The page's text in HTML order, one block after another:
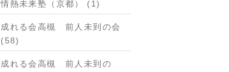
情熱未来塾（京都） (1)
成れる会高槻 前人未到の会
(58)
成れる会高槻 前人未到の